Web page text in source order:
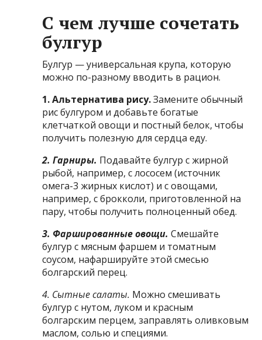
С чем лучше сочетать
булгур
Булгур — универсальная крупа, которую
можно по-разному вводить в рацион.
1. Альтернатива рису.Замените обычный
рис булгуром и добавьте богатые
клетчаткой овощи и постный белок, чтобы
получить полезную для сердца еду.
2. Гарниры. Подавайте булгур с жирной
рыбой, например, с лососем (источник
омега-3 жирных кислот) и с овощами,
например, с брокколи, приготовленной на
пару, чтобы получить полноценный обед.
3. Фаршированные овощи. Смешайте
булгур с мясным фаршем и томатным
соусом, нафаршируйте этой смесью
болгарский перец.
4. Сытные салаты. Можно смешивать
булгур с нутом, луком и красным
болгарским перцем, заправлять оливковым
маслом, солью и специями.